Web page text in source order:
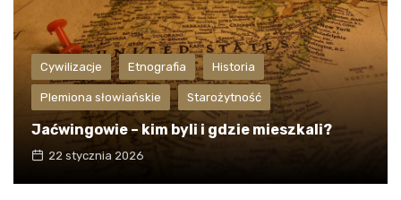
Cywilizacje Etnografia Historia
Plemiona słowiańskie Starożytność
Jaćwingowie – kim byli i gdzie mieszkali?
22 stycznia 2026